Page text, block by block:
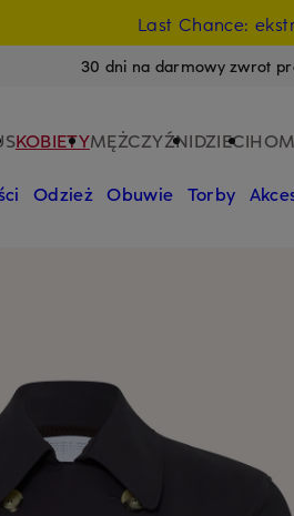
Last Chance:
30 dni na darmowy zwrot
KOBIETYMĘŻCZYŹNIDZIECI
Odzież Obuwie Torby